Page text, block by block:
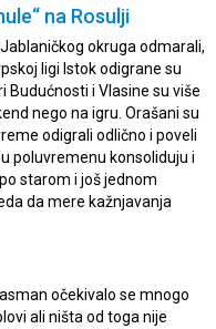
na Rosulji
okruga odmarali,
ligi Istok odigrane su
Budućnosti i Vlasine su više
nego na igru. Orašani su
odigrali odlično i poveli
poluvremenu konsoliduju i
starom i još jednom
da mere kažnjavanja
očekivalo se mnogo
ali ništa od toga nije